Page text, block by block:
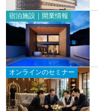
宿泊施設｜開業情報
オンラインのセミナー